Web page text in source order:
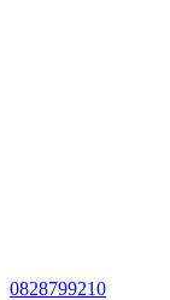
0828799210